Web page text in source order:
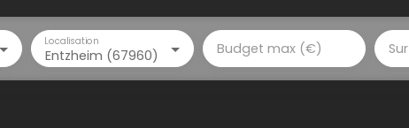
Entzheim (67960)
Localisation Budget max (€)